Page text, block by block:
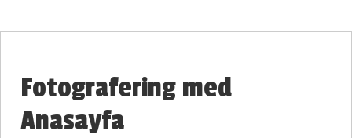
Fotografering med
Anasayfa